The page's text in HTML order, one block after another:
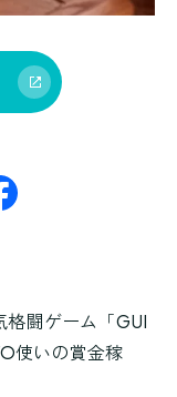
格闘ゲーム「GUI
使いの賞金稼